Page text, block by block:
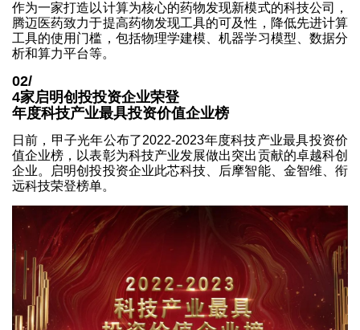
作为一家打造以计算为核心的药物发现新模式的科技公司，
腾迈医药致力于提高药物发现工具的可及性，降低先进计算
工具的使用门槛，包括物理学建模、机器学习模型、数据分
析和算力平台等。
02/
4家启明创投投资企业荣登
年度科技产业最具投资价值企业榜
日前，甲子光年公布了2022-2023年度科技产业最具投资价
值企业榜，以表彰为科技产业发展做出突出贡献的卓越科创
企业。启明创投投资企业此芯科技、后摩智能、金智维、衔
远科技荣登榜单。